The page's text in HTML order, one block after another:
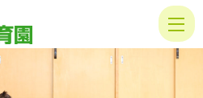
足